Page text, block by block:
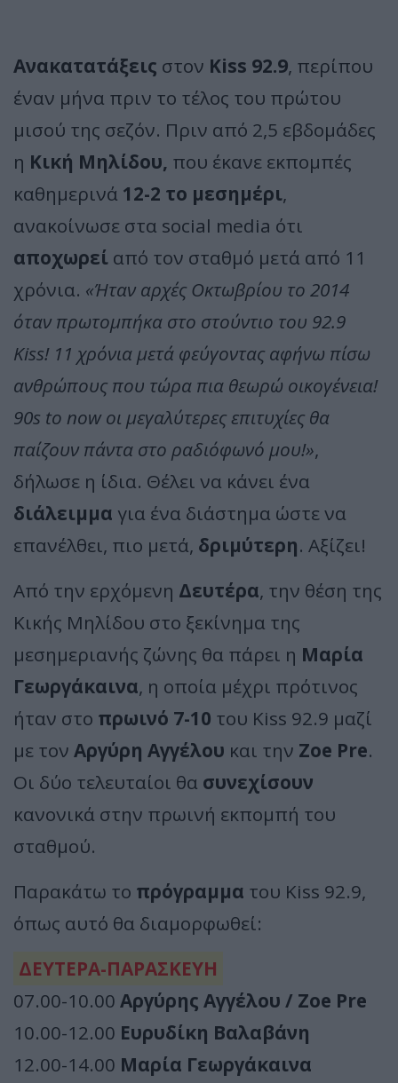
Ανακατατάξεις στον Kiss 92.9, περίπου
έναν μήνα πριν το τέλος του πρώτου
μισού της σεζόν. Πριν από 2,5 εβδομάδες
η Κική Μηλίδου, που έκανε εκπομπές
καθημερινά 12-2 το μεσημέρι,
ανακοίνωσε στα social media ότι
αποχωρεί από τον σταθμό μετά από 11
χρόνια. «Ήταν αρχές Οκτωβρίου το 2014
όταν πρωτομπήκα στο στούντιο του 92.9
Kiss! 11 χρόνια μετά φεύγοντας αφήνω πίσω
ανθρώπους που τώρα πια θεωρώ οικογένεια!
90s to now οι μεγαλύτερες επιτυχίες θα
παίζουν πάντα στο ραδιόφωνό μου!»,
δήλωσε η ίδια. Θέλει να κάνει ένα
διάλειμμα για ένα διάστημα ώστε να
επανέλθει, πιο μετά, δριμύτερη. Αξίζει!
Από την ερχόμενη Δευτέρα, την θέση της
Κικής Μηλίδου στο ξεκίνημα της
μεσημεριανής ζώνης θα πάρει η Μαρία
Γεωργάκαινα, η οποία μέχρι πρότινος
ήταν στο πρωινό 7-10 του Kiss 92.9 μαζί
με τον Αργύρη Αγγέλου και την Zoe Pre.
Οι δύο τελευταίοι θα συνεχίσουν
κανονικά στην πρωινή εκπομπή του
σταθμού.
Παρακάτω το πρόγραμμα του Kiss 92.9,
όπως αυτό θα διαμορφωθεί:
ΔΕΥΤΕΡΑ-ΠΑΡΑΣΚΕΥΗ
07.00-10.00 Αργύρης Αγγέλου / Zoe Pre
10.00-12.00 Ευρυδίκη Βαλαβάνη
12.00-14.00 Μαρία Γεωργάκαινα